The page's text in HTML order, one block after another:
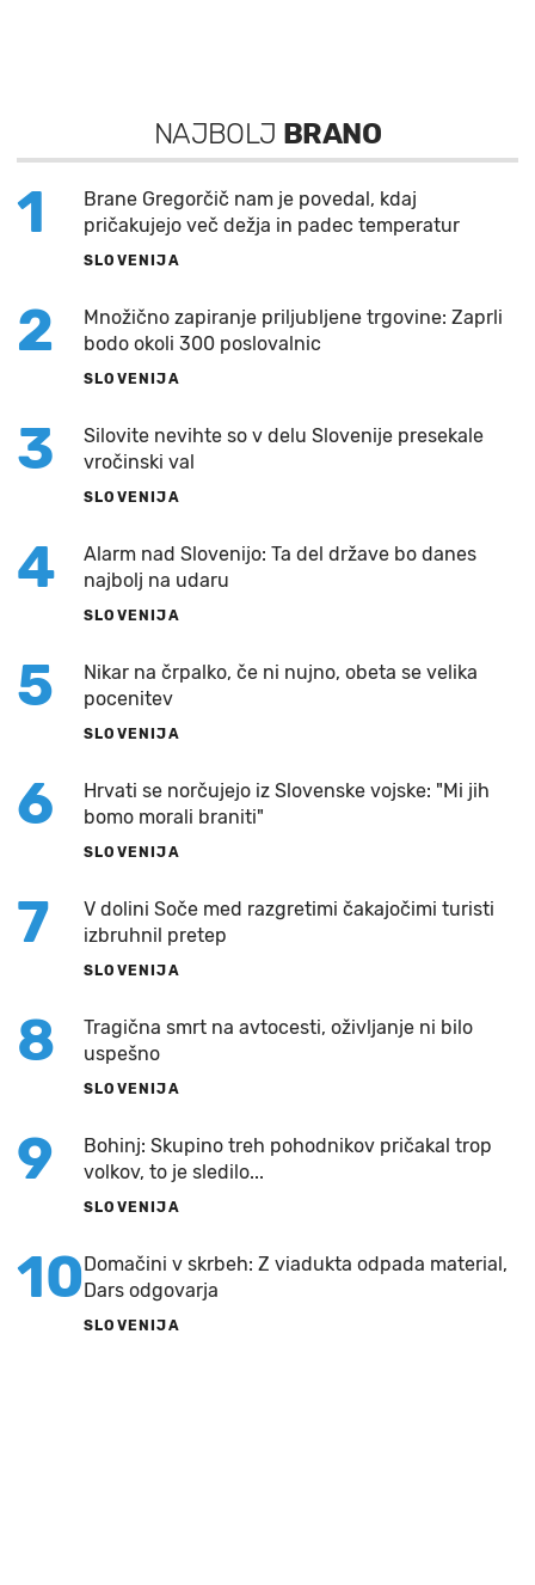
NAJBOLJ BRANO
1
Brane Gregorčič nam je povedal, kdaj
pričakujejo več dežja in padec temperatur
SLOVENIJA
2
Množično zapiranje priljubljene trgovine: Zaprli
bodo okoli 300 poslovalnic
SLOVENIJA
3
Silovite nevihte so v delu Slovenije presekale
vročinski val
SLOVENIJA
4
Alarm nad Slovenijo: Ta del države bo danes
najbolj na udaru
SLOVENIJA
5
Nikar na črpalko, če ni nujno, obeta se velika
pocenitev
SLOVENIJA
6
Hrvati se norčujejo iz Slovenske vojske: "Mi jih
bomo morali braniti"
SLOVENIJA
7
V dolini Soče med razgretimi čakajočimi turisti
izbruhnil pretep
SLOVENIJA
8
Tragična smrt na avtocesti, oživljanje ni bilo
uspešno
SLOVENIJA
9
Bohinj: Skupino treh pohodnikov pričakal trop
volkov, to je sledilo...
SLOVENIJA
10Domačini v skrbeh: Z viadukta odpada material,
Dars odgovarja
SLOVENIJA